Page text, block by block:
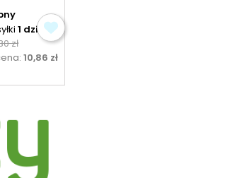
1 dzień
zł
10,86 zł